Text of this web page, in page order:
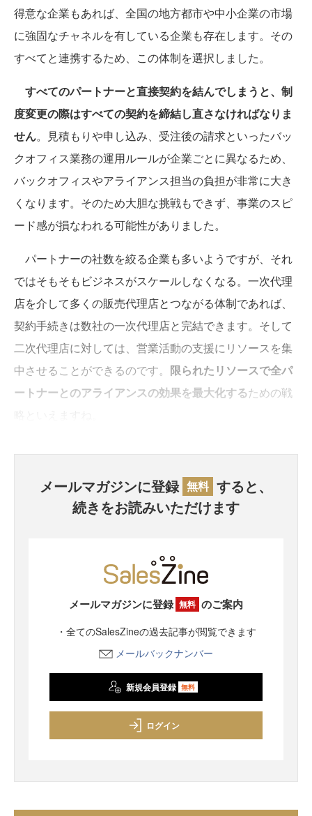
得意な企業もあれば、全国の地方都市や中小企業の市場
に強固なチャネルを有している企業も存在します。その
すべてと連携するため、この体制を選択しました。
すべてのパートナーと直接契約を結んでしまうと、制
度変更の際はすべての契約を締結し直さなければなりま
せん。見積もりや申し込み、受注後の請求といったバッ
クオフィス業務の運用ルールが企業ごとに異なるため、
バックオフィスやアライアンス担当の負担が非常に大き
くなります。そのため大胆な挑戦もできず、事業のスピ
ード感が損なわれる可能性がありました。
パートナーの社数を絞る企業も多いようですが、それ
ではそもそもビジネスがスケールしなくなる。一次代理
店を介して多くの販売代理店とつながる体制であれば、
契約手続きは数社の一次代理店と完結できます。そして
二次代理店に対しては、営業活動の支援にリソースを集
中させることができるのです。 限られたリソースで全パ
ートナーとのアライアンスの効果を最大化するための戦
メールマガジンに登録 無料 すると、
続きをお読みいただけます
メールマガジンに登録 無料 のご案内
・全てのSalesZineの過去記事が閲覧できます
メールバックナンバー
新規会員登録 無料
ログイン